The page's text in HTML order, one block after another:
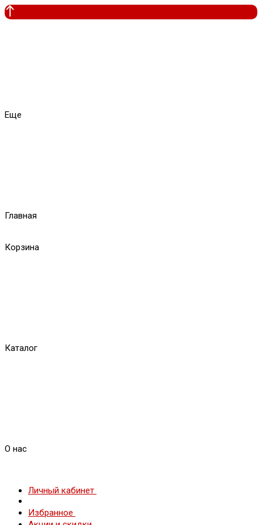
Еще
Главная
Корзина
Каталог
О нас
Личный кабинет
Избранное